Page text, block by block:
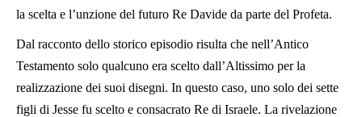
la scelta e l’unzione del futuro Re Davide da parte del Profeta.
Dal racconto dello storico episodio risulta che nell’Antico
Testamento solo qualcuno era scelto dall’Altissimo per la
realizzazione dei suoi disegni. In questo caso, uno solo dei sette
figli di Jesse fu scelto e consacrato Re di Israele. La rivelazione